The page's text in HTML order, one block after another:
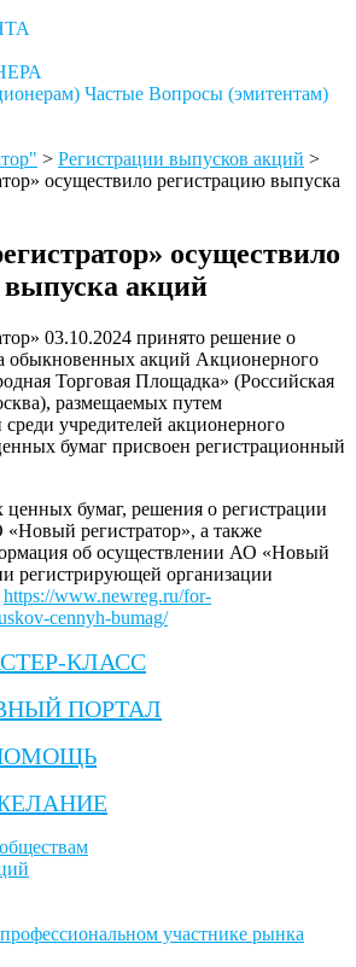
Частые Вопросы (эмитентам)
> Регистрации выпусков акций >
осуществило регистрацию выпуска
осуществило
акций
03.10.2024 принято решение о
обыкновенных акций Акционерного
Торговая Площадка» (Российская
размещаемых путем
учредителей акционерного
бумаг присвоен регистрационный
бумаг, решения о регистрации
регистратор», а также
об осуществлении АО «Новый
регистрирующей организации
https://www.newreg.ru/for-
cennyh-bumag/
КЛАСС
ПОРТАЛ
участнике рынка